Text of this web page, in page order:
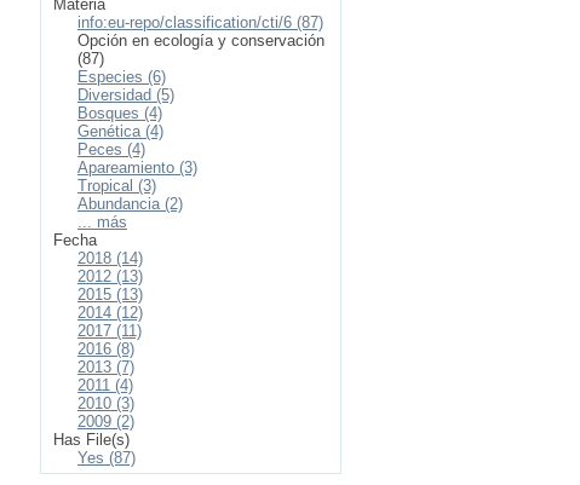
Materia
info:eu-repo/classification/cti/6 (87)
Opción en ecología y conservación
(87)
Especies (6)
Diversidad (5)
Bosques (4)
Genética (4)
Peces (4)
Apareamiento (3)
Tropical (3)
Abundancia (2)
... más
Fecha
2018 (14)
2012 (13)
2015 (13)
2014 (12)
2017 (11)
2016 (8)
2013 (7)
2011 (4)
2010 (3)
2009 (2)
Has File(s)
Yes (87)